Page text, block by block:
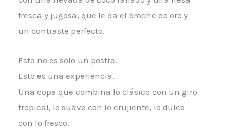
fresca y jugosa, que le da el broche de oro y
un contraste perfecto.
Esto no es solo un postre.
Esto es una experiencia.
Una copa que combina lo clásico con un giro
tropical, lo suave con lo crujiente, lo dulce
con lo fresco.